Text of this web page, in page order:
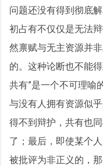
问题还没有得到彻底
初占有不仅仅是无法
然禀赋与无主资源并
的。这种论断也不能
共有”是一个不可理喻
与没有人拥有资源似
得不到辩护，共有也
了；最后，即使某个
被批评为非正义的，